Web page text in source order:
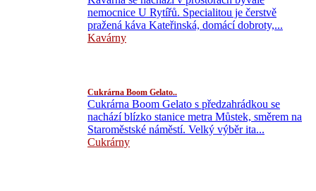
nemocnice U Rytířů. Specialitou je čerstvě
pražená káva Kateřinská, domácí dobroty,...
Kavárny
Cukrárna Boom Gelato..
Cukrárna Boom Gelato s předzahrádkou se
nachází blízko stanice metra Můstek, směrem na
Staroměstské náměstí. Velký výběr ita...
Cukrárny